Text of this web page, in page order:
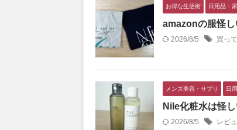
お得な生活術 日用品・
amazonの服怪
2026/8/5 買っ
メンズ美容・サプリ 日
Nile化粧水は怪
2026/8/5 レビ